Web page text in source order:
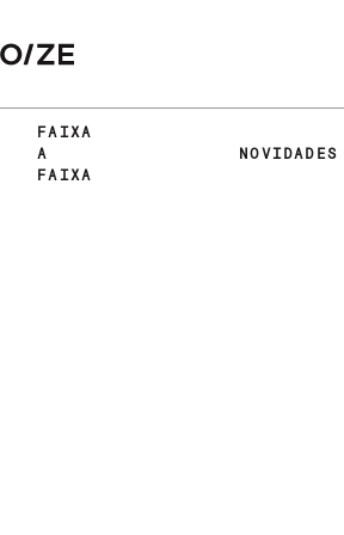
FAIXA
A
FAIXA
NOVIDADES